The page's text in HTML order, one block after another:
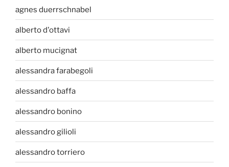
agnes duerrschnabel
alberto d'ottavi
alberto mucignat
alessandra farabegoli
alessandro baffa
alessandro bonino
alessandro gilioli
alessandro torriero